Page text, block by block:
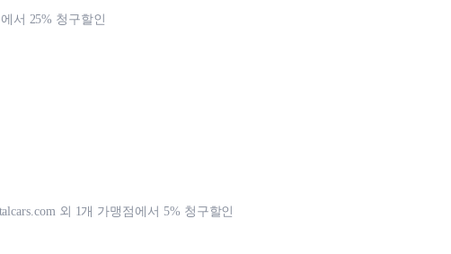
서 25% 청구할인
외 1개 가맹점에서 5% 청구할인